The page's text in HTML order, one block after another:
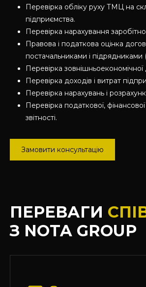
Перевірка обліку руху ТМЦ на
підприємства.
Перевірка нарахування
Правова і податкова оцінка
постачальниками і
Перевірка зовнішньоекономічної
Перевірка доходів і витрат
Перевірка нарахувань і
Перевірка податкової, фінансової
звітності.
Замовити консультацію
ПЕРЕВАГИ
З NOTA GROUP